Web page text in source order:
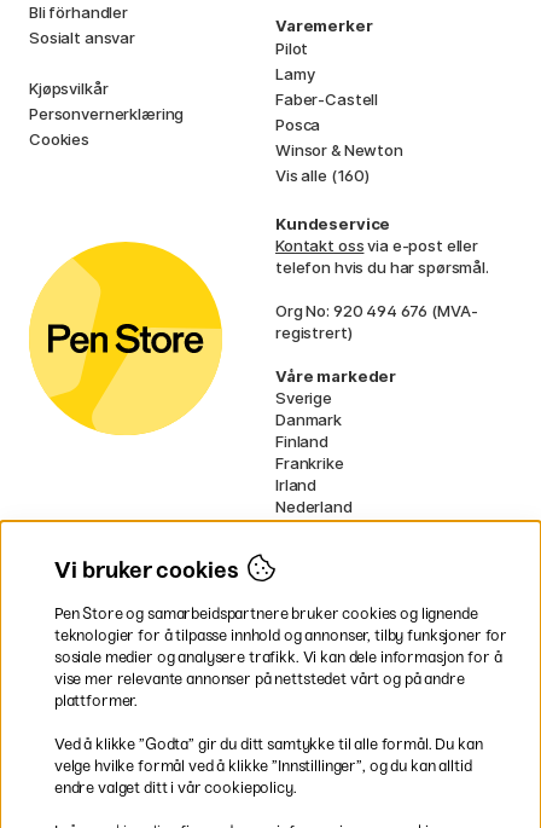
Bli förhandler
Sosialt ansvar
Kjøpsvilkår
Personvernerklæring
Cookies
Varemerker
Pilot
Lamy
Faber-Castell
Posca
Winsor & Newton
Vis alle (160)
Kundeservice
Kontakt ossvia e-post eller
telefon hvis du har spørsmål.
Org No: 920 494 676 (MVA-
registrert)
Våre markeder
Sverige
Danmark
Finland
Frankrike
Irland
Nederland
Tyskland
* Spesifikkefraktvilkårgjelder for
voluminøse varer.
Vi bruker cookies
Pen Store og samarbeidspartnere bruker cookies og lignende
teknologier for å tilpasse innhold og annonser, tilby funksjoner for
sosiale medier og analysere trafikk. Vi kan dele informasjon for å
vise mer relevante annonser på nettstedet vårt og på andre
plattformer.
Ved å klikke ”Godta” gir du ditt samtykke til alle formål. Du kan
velge hvilke formål ved å klikke ”Innstillinger”, og du kan alltid
endre valget ditt i vår cookiepolicy.